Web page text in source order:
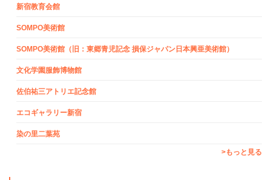
新宿教育会館
SOMPO美術館
SOMPO美術館（旧：東郷青児記念 損保ジャパン日本興亜美術館）
文化学園服飾博物館
佐伯祐三アトリエ記念館
エコギャラリー新宿
染の里二葉苑
>もっと見る